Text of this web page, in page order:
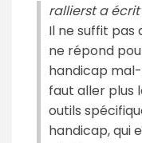
rallierst a écrit
Il ne suffit pas
ne répond
handicap
faut aller plus
outils
handicap, qui